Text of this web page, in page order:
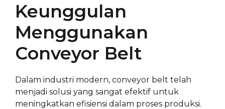
Keunggulan
Menggunakan
Conveyor Belt
Dalam industri modern, conveyor belt telah
menjadi solusi yang sangat efektif untuk
meningkatkan efisiensi dalam proses produksi.